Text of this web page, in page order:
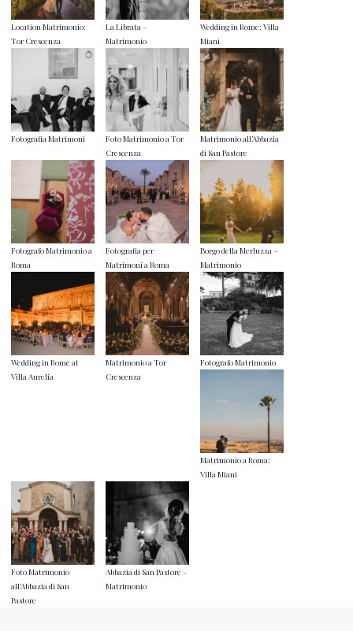
Location Matrimonio:
Tor Crescenza
La Librata –
Matrimonio
Wedding in Rome: Villa
Miani
Fotografia Matrimoni
Foto Matrimonio a Tor
Crescenza
Matrimonio all’Abbazia
di San Pastore
Fotografo Matrimonio a
Roma
Fotografia per
Matrimoni a Roma
Borgo della Merluzza –
Matrimonio
Wedding in Rome at
Villa Aurelia
Matrimonio a Tor
Crescenza
Fotografo Matrimonio
Matrimonio a Roma:
Villa Miani
Foto Matrimonio
all’Abbazia di San
Pastore
Abbazia di San Pastore –
Matrimonio